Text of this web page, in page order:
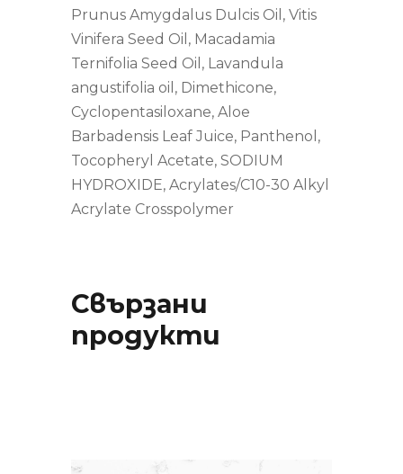
Prunus Amygdalus Dulcis Oil, Vitis
Vinifera Seed Oil, Macadamia
Ternifolia Seed Oil, Lavandula
angustifolia oil, Dimethicone,
Cyclopentasiloxane, Aloe
Barbadensis Leaf Juice, Panthenol,
Tocopheryl Acetate, SODIUM
HYDROXIDE, Acrylates/C10-30 Alkyl
Acrylate Crosspolymer
Свързани
продукти